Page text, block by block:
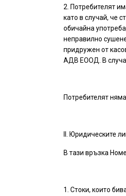
2. Потребителят
като в случай, че
обичайна
неправилно
придружен от
АДВ ЕООД. В
Потребителят
II. Юридическите
В тази връзка
1. Стоки, които